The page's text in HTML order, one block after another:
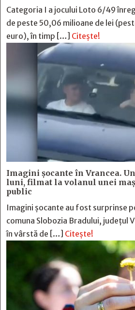
Categoria I a jocului Loto 6/49
de peste 50,06 milioane de lei
euro), în timp […] Citește!
Imagini șocante în Vrancea. Un
luni, filmat la volanul unei
public
Imagini șocante au fost surprinse
comuna Slobozia Bradului, județul
în vârstă de […] Citește!